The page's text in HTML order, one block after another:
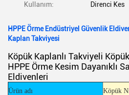
Kullanım: Direnci Kes
HPPE Örme Endüstriyel Güvenlik
Kaplan Takviyesi
Köpük Kaplanlı Takviyeli
HPPE Örme Kesim Dayanıklı
Eldivenleri
Ürün adı Köpük